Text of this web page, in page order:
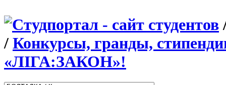
/ Конкурсы, гранды,
«ЛІГА:ЗАКОН»!